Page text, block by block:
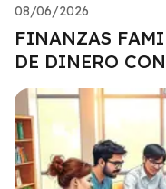
08/06/2026
FINANZAS
DE DINERO